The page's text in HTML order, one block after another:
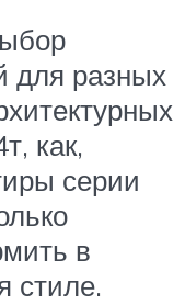
для разных
как,
серии
в
стиле.